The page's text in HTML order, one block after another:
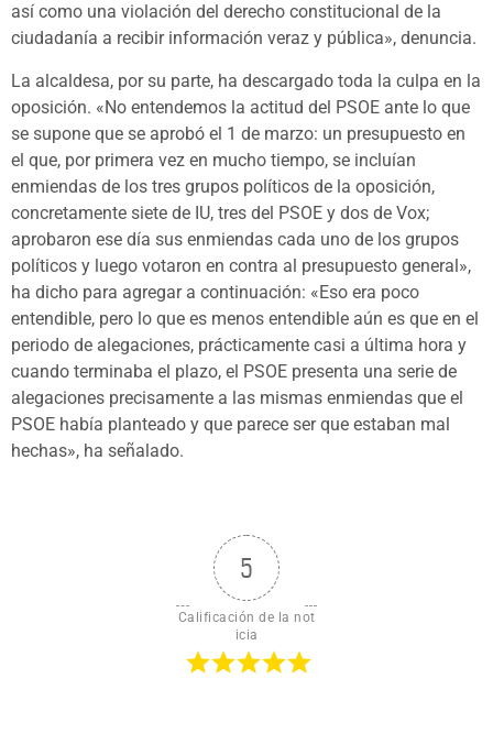
así como una violación del derecho constitucional de la
ciudadanía a recibir información veraz y pública», denuncia.
La alcaldesa, por su parte, ha descargado toda la culpa en la
oposición. «No entendemos la actitud del PSOE ante lo que
se supone que se aprobó el 1 de marzo: un presupuesto en
el que, por primera vez en mucho tiempo, se incluían
enmiendas de los tres grupos políticos de la oposición,
concretamente siete de IU, tres del PSOE y dos de Vox;
aprobaron ese día sus enmiendas cada uno de los grupos
políticos y luego votaron en contra al presupuesto general»,
ha dicho para agregar a continuación: «Eso era poco
entendible, pero lo que es menos entendible aún es que en el
periodo de alegaciones, prácticamente casi a última hora y
cuando terminaba el plazo, el PSOE presenta una serie de
alegaciones precisamente a las mismas enmiendas que el
PSOE había planteado y que parece ser que estaban mal
hechas», ha señalado.
5
Calificación de la not
icia